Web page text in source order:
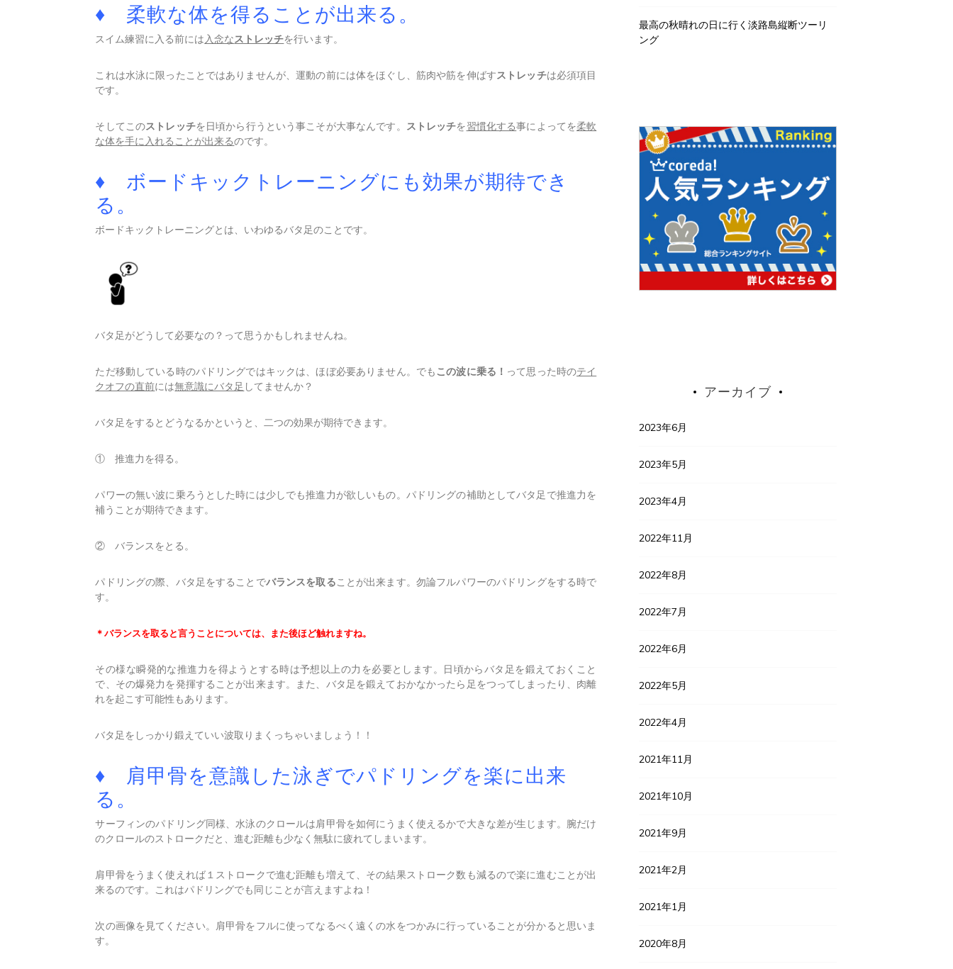
♦ 柔軟な体を得ることが出来る。
スイム練習に入る前には入念なストレッチを行います。
これは水泳に限ったことではありませんが、運動の前には体をほぐし、筋肉や筋を伸ばすストレッチは必須項目
です。
そしてこのストレッチを日頃から行うという事こそが大事なんです。 ストレッチを習慣化する事によってを柔軟
な体を手に入れることが出来るのです。
♦ ボードキックトレーニングにも効果が期待でき
る。
ボードキックトレーニングとは、いわゆるバタ足のことです。
バタ足がどうして必要なの？って思うかもしれませんね。
ただ移動している時のパドリングではキックは、ほぼ必要ありません。でもこの波に乗る！ って思った時のテイ
クオフの直前には無意識にバタ足 してませんか？
バタ足をするとどうなるかというと、二つの効果が期待できます。
① 推進力を得る。
パワーの無い波に乗ろうとした時には少しでも推進力が欲しいもの。パドリングの補助としてバタ足で推進力を
補うことが期待できます。
② バランスをとる。
パドリングの際、バタ足をすることでバランスを取ることが出来ます。勿論フルパワーのパドリングをする時で
す。
＊バランスを取ると言うことについては、また後ほど触れますね。
その様な瞬発的な推進力を得ようとする時は予想以上の力を必要とします。日頃からバタ足を鍛えておくこと
で、その爆発力を発揮することが出来ます。また、バタ足を鍛えておかなかったら足をつってしまったり、肉離
れを起こす可能性もあります。
バタ足をしっかり鍛えていい波取りまくっちゃいましょう！！
♦ 肩甲骨を意識した泳ぎでパドリングを楽に出来
る。
サーフィンのパドリング同様、水泳のクロールは肩甲骨を如何にうまく使えるかで大きな差が生じます。腕だけ
のクロールのストロークだと、進む距離も少なく無駄に疲れてしまいます。
肩甲骨をうまく使えれば１ストロークで進む距離も増えて、その結果ストローク数も減るので楽に進むことが出
来るのです。これはパドリングでも同じことが言えますよね！
次の画像を見てください。肩甲骨をフルに使ってなるべく遠くの水をつかみに行っていることが分かると思いま
す。
最高の秋晴れの日に行く淡路島縦断ツーリ
ング
アーカイブ
2023年6月
2023年5月
2023年4月
2022年11月
2022年8月
2022年7月
2022年6月
2022年5月
2022年4月
2021年11月
2021年10月
2021年9月
2021年2月
2021年1月
2020年8月